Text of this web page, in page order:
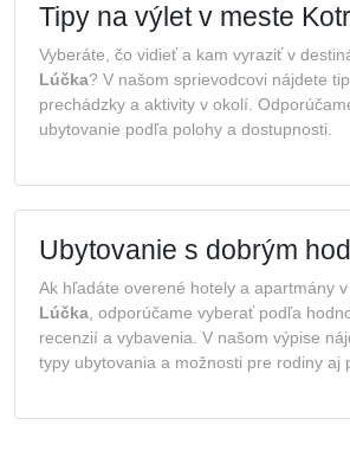
Tipy na výlet v meste
Vyberáte, čo vidieť a kam vyraziť v
Lúčka? V našom sprievodcovi nájdete
prechádzky a aktivity v okolí.
ubytovanie podľa polohy a dostupnosti.
Ubytovanie s dobrým
Ak hľadáte overené hotely a apartmány
Lúčka , odporúčame vyberať podľa
recenzií a vybavenia. V našom výpise
typy ubytovania a možnosti pre rodiny aj